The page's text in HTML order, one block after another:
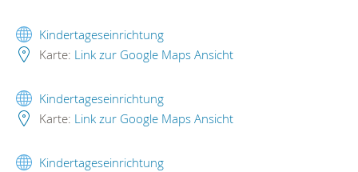
Kindertageseinrichtung
Karte: Link zur Google Maps Ansicht
Kindertageseinrichtung
Karte: Link zur Google Maps Ansicht
Kindertageseinrichtung